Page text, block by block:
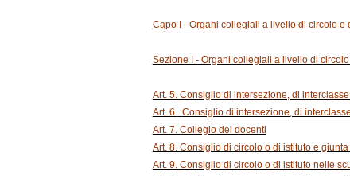
Capo I - Organi collegiali a livello di circolo
Sezione I - Organi collegiali a livello di
Art. 5. Consiglio di intersezione, di
Art. 6. Consiglio di intersezione, di
Art. 7. Collegio dei docenti
Art. 8. Consiglio di circolo o di istituto e
Art. 9. Consiglio di circolo o di istituto nelle